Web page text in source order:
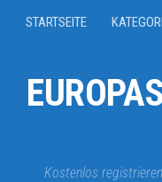
STARTSEITE
Kostenlos